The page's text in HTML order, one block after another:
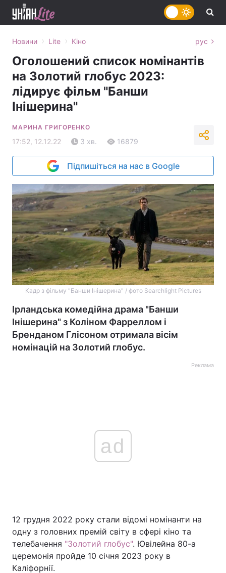
Україна Політика
Економіка Світ
Спорт
Новини › Lite › Кіно рус
Оголошений список номінантів
на Золотий глобус 2023:
лідирує фільм "Банши
Інішерина"
МАРИНА ГРИГОРЕНКО
17:52, 12.12.22 3 хв. 16879
Підпишіться на нас в Google
Кадр з фільму "Банши Інішерина" / фото Searchlight Pictures
Ірландська комедійна драма "Банши
Інішерина" з Коліном Фарреллом і
Бренданом Глісоном отримала вісім
номінацій на Золотий глобус.
Реклама
ad
12 грудня 2022 року стали відомі номінанти на
одну з головних премій світу в сфері кіно та
телебачення "Золотий глобус". Ювілейна 80-а
церемонія пройде 10 січня 2023 року в
Каліфорнії.